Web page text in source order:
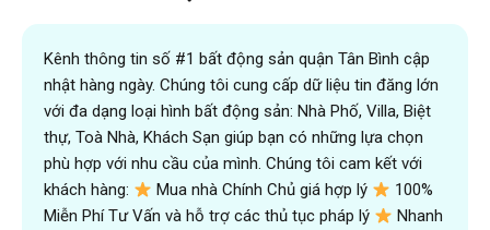
Kênh thông tin số #1 bất động sản quận Tân Bình cập
nhật hàng ngày. Chúng tôi cung cấp dữ liệu tin đăng lớn
với đa dạng loại hình bất động sản: Nhà Phố, Villa, Biệt
thự, Toà Nhà, Khách Sạn giúp bạn có những lựa chọn
phù hợp với nhu cầu của mình. Chúng tôi cam kết với
khách hàng:
Mua nhà Chính Chủ giá hợp lý
100%
Miễn Phí Tư Vấn và hỗ trợ các thủ tục pháp lý
Nhanh